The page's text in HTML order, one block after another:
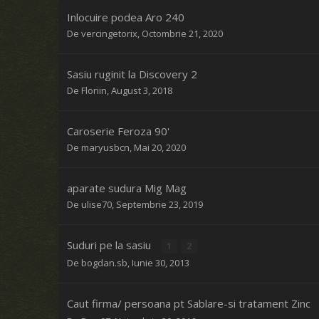
Inlocuire podea Aro 240
Devercingetorix, Octombrie 21, 2020
Sasiu ruginit la Discovery 2
De Floriin,August 3, 2018
Caroserie Feroza 90'
De maryusbcn, Mai 20, 2020
aparate sudura Mig Mag
De ulise70, Septembrie 23, 2019
Suduri pe la sasiu
De bogdan.sb, Iunie 30, 2013
Caut firma/ persoana pt Sablare-si tratament Zinc